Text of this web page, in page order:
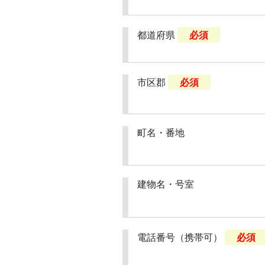
都道府県 必須
市区郡 必須
町名・番地
建物名・号室
電話番号（携帯可） 必須